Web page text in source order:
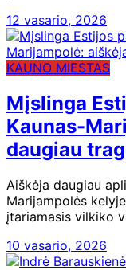
12 vasario, 2026
KAUNO MIESTAS
Mįslinga
Kaunas-
daugiau
Aiškėja daugiau
Marijampolės
įtariamasis vilkiko
10 vasario, 2026